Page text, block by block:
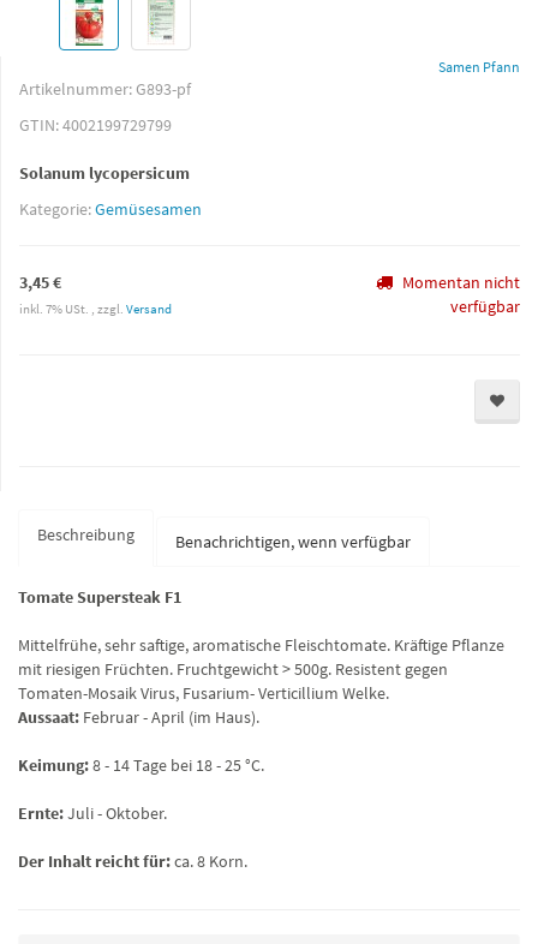
Samen Pfann
Artikelnummer:G893-pf
GTIN:4002199729799
Solanum lycopersicum
Kategorie:Gemüsesamen
3,45 €
inkl. 7% USt. , zzgl. Versand
Momentan nicht
verfügbar
Beschreibung Benachrichtigen, wenn verfügbar
Tomate Supersteak F1
Mittelfrühe, sehr saftige, aromatische Fleischtomate. Kräftige Pflanze
mit riesigen Früchten. Fruchtgewicht > 500g. Resistent gegen
Tomaten-Mosaik Virus, Fusarium- Verticillium Welke.
Aussaat: Februar - April (im Haus).
Keimung:8 - 14 Tage bei 18 - 25 °C.
Ernte:Juli - Oktober.
Der Inhalt reicht für:ca. 8 Korn.